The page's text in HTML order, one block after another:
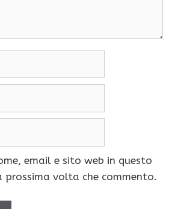
email e sito web in questo
prossima volta che commento.